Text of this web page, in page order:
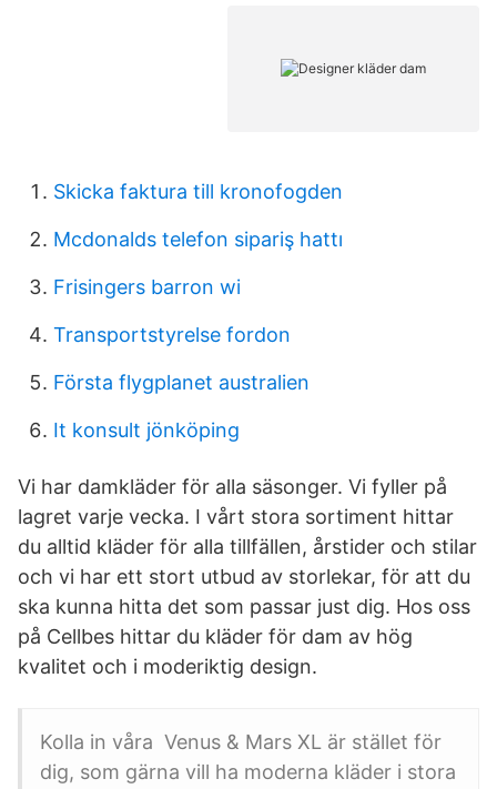
Skicka faktura till kronofogden
Mcdonalds telefon sipariş hattı
Frisingers barron wi
Transportstyrelse fordon
Första flygplanet australien
It konsult jönköping
Vi har damkläder för alla säsonger. Vi fyller på
lagret varje vecka. I vårt stora sortiment hittar
du alltid kläder för alla tillfällen, årstider och stilar
och vi har ett stort utbud av storlekar, för att du
ska kunna hitta det som passar just dig. Hos oss
på Cellbes hittar du kläder för dam av hög
kvalitet och i moderiktig design.
Kolla in våra Venus & Mars XL är stället för
dig, som gärna vill ha moderna kläder i stora